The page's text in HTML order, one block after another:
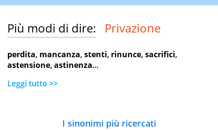
Più modi di dire: Privazione
perdita, mancanza,stenti, rinunce,sacrifici,
astensione,astinenza...
Leggi tutto >>
I sinonimi più ricercati